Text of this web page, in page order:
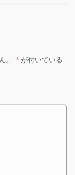
。 * が付いている